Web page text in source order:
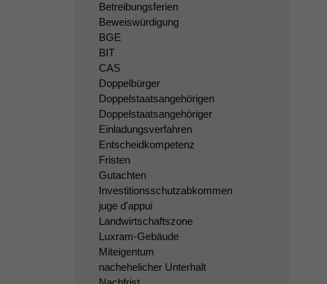
Betreibungsferien
Beweiswürdigung
BGE
BIT
CAS
Doppelbürger
Doppelstaatsangehörigen
Doppelstaatsangehöriger
Einladungsverfahren
Entscheidkompetenz
Fristen
Gutachten
Investitionsschutzabkommen
juge d'appui
Landwirtschaftszone
Luxram-Gebäude
Miteigentum
nachehelicher Unterhalt